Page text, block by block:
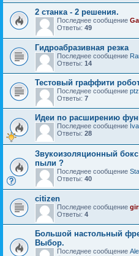
2 станка - 2 решения.
Последнее сообщение
Ответы: 49
Гидроабразивная резка
Последнее сообщение
Ответы: 14
Тестовый граффити
Последнее сообщение
Ответы: 7
Идеи по расширению
Последнее сообщение
Ответы: 28
Звукоизоляционный
пыли ?
Последнее сообщение
Ответы: 40
citizen
Последнее сообщение
Ответы: 4
Большой настольный
Выбор.
Последнее сообщение